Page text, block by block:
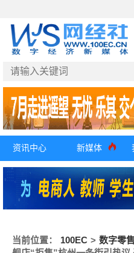
资讯中心 新媒体
当前位置： 100EC > 数字零